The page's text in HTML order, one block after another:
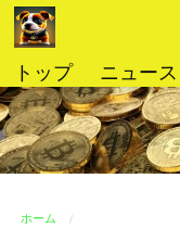
コ
ン
ン
ツ
へ
ス
トップ ニュース
ホーム